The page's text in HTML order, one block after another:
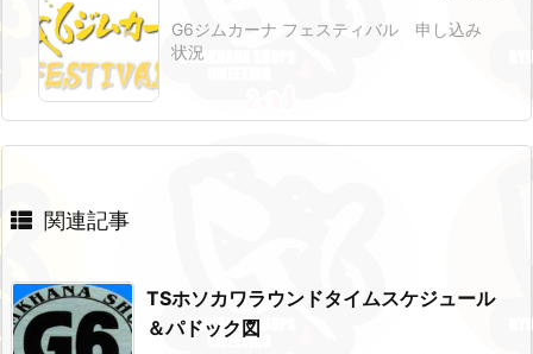
G6ジムカーナ フェスティバル 申し込み
状況
関連記事
TSホソカワラウンドタイムスケジュール
＆パドック図